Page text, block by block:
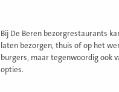
Bij De Beren bezorgrestaurants
laten bezorgen, thuis of op het
burgers, maar tegenwoordig ook
opties.